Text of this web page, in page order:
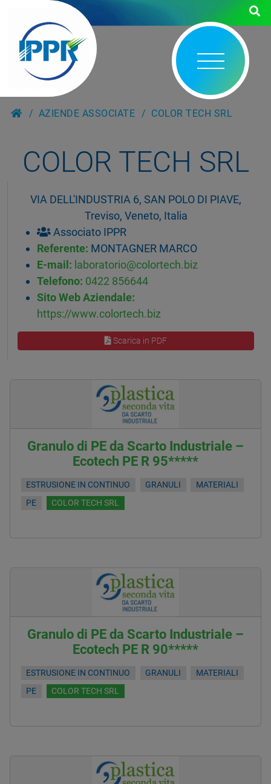
AZIENDE ASSOCIATE COLOR TECH SRL
COLOR TECH SRL
VIA DELL'INDUSTRIA 6, SAN POLO DI PIAVE,
Treviso, Veneto, Italia
Associato IPPR
Referente: MONTAGNER MARCO
E-mail: laboratorio@colortech.biz
Telefono: 0422 856644
Sito Web Aziendale:
https://www.colortech.biz
Scarica in PDF
Granulo di PE da Scarto Industriale –
Ecotech PE R 95*****
ESTRUSIONE IN CONTINUO GRANULI
MATERIALI
PE
COLOR TECH SRL
Granulo di PE da Scarto Industriale –
Ecotech PE R 90*****
ESTRUSIONE IN CONTINUO GRANULI
MATERIALI
PE
COLOR TECH SRL